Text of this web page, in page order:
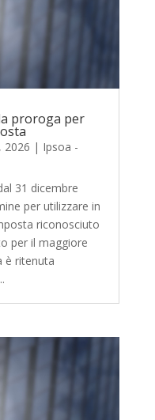
proroga per
2026 | Ipsoa -
31 dicembre
per utilizzare in
riconosciuto
per il maggiore
è ritenuta